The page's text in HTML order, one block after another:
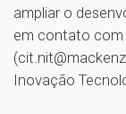
ampliar o
em contato com
Inovação